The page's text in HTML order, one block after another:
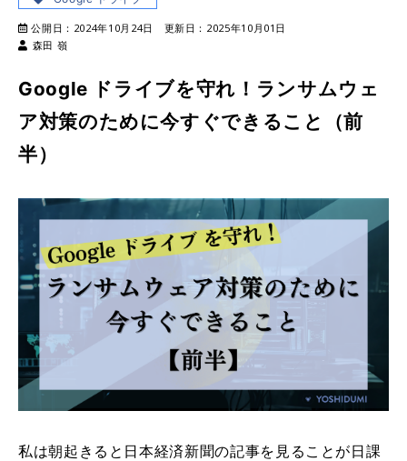
公開日： 2024年10月24日 更新日： 2025年10月01日
森田 嶺
Google ドライブを守れ！ランサムウェ
ア対策のために今すぐできること（前
半）
私は朝起きると日本経済新聞の記事を見ることが日課